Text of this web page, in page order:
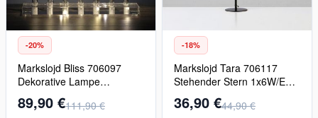
-20%
Markslojd Bliss 706097
Dekorative Lampe
9x3,6W/LED IP20
89,90 €111,90 €
-18%
Markslojd Tara 706117
Stehender Stern 1x6W/E14
IP20
36,90 €44,90 €